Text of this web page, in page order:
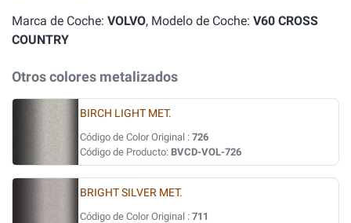
Marca de Coche: VOLVO, Modelo de Coche: V60 CROSS
COUNTRY
Otros colores metalizados
BIRCH LIGHT MET.
Código de Color Original : 726
Código de Producto: BVCD-VOL-726
BRIGHT SILVER MET.
Código de Color Original : 711